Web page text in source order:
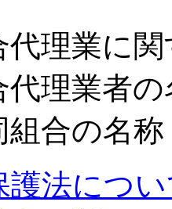
代理業に
代理業者
組合の名
護法につ